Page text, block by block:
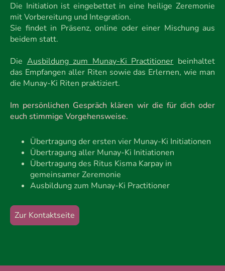
Die Initiation ist eingebettet in eine heilige Zeremonie
mit Vorbereitung und Integration.
Sie findet in Präsenz, online oder einer Mischung aus
beidem statt.
Die Ausbildung zum Munay-Ki Practitioner beinhaltet
das Empfangen aller Riten sowie das Erlernen, wie man
die Munay-Ki Riten praktiziert.
Im persönlichen Gespräch klären wir die für dich oder
euch stimmige Vorgehensweise.
Übertragung der ersten vier Munay-Ki Initiationen
Übertragung aller Munay-Ki Initiationen
Übertragung des Ritus Kisma Karpay in
gemeinsamer Zeremonie
Ausbildung zum Munay-Ki Practitioner
Zur Kontaktseite